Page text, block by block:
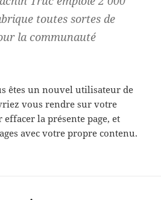
toutes sortes de
la communauté
êtes un nouvel utilisateur de
vous rendre sur votre
effacer la présente page, et
avec votre propre contenu.